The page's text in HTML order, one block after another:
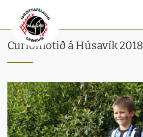
Curiomótið á Húsavík 2018